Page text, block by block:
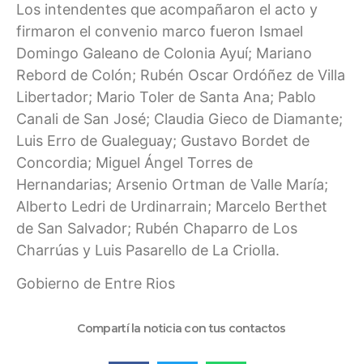
Los intendentes que acompañaron el acto y
firmaron el convenio marco fueron Ismael
Domingo Galeano de Colonia Ayuí; Mariano
Rebord de Colón; Rubén Oscar Ordóñez de Villa
Libertador; Mario Toler de Santa Ana; Pablo
Canali de San José; Claudia Gieco de Diamante;
Luis Erro de Gualeguay; Gustavo Bordet de
Concordia; Miguel Ángel Torres de
Hernandarias; Arsenio Ortman de Valle María;
Alberto Ledri de Urdinarrain; Marcelo Berthet
de San Salvador; Rubén Chaparro de Los
Charrúas y Luis Pasarello de La Criolla.
Gobierno de Entre Rios
Compartí la noticia con tus contactos